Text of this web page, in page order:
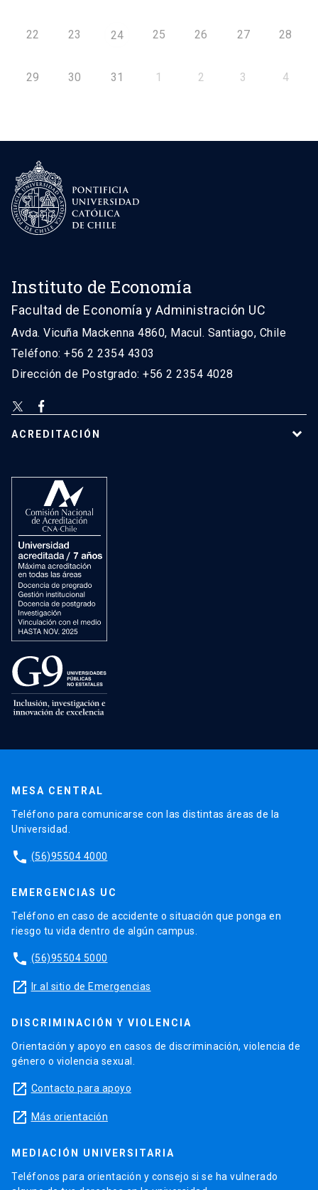
22 23 24 25 26 27 28
29 30 31 1 2 3 4
Instituto de Economía
Facultad de Economía y Administración UC
Avda. Vicuña Mackenna 4860, Macul. Santiago, Chile
Teléfono: +56 2 2354 4303
Dirección de Postgrado: +56 2 2354 4028
ACREDITACIÓN
MESA CENTRAL
Teléfono para comunicarse con las distintas áreas de la
Universidad.
phone (56)95504 4000
EMERGENCIAS UC
Teléfono en caso de accidente o situación que ponga en
riesgo tu vida dentro de algún campus.
phone (56)95504 5000
launch Ir al sitio de Emergencias
DISCRIMINACIÓN Y VIOLENCIA
Orientación y apoyo en casos de discriminación, violencia de
género o violencia sexual.
launch Contacto para apoyo
launch Más orientación
MEDIACIÓN UNIVERSITARIA
Teléfonos para orientación y consejo si se ha vulnerado